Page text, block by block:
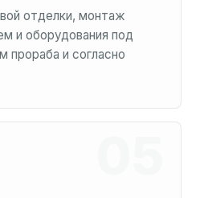
отделки, монтаж
и оборудования под
прораба и согласно